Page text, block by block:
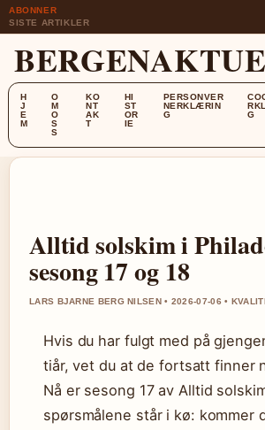
ABONNER
SISTE ARTIKLER
H
J
E
M
O
M
O
S
S
KO
NT
AK
T
HI
ST
OR
IE
PERSONVER
NERKLÆRIN
G
G
Alltid solskim i
sesong 17 og 18
LARS BJARNE BERG NILSEN • 2026-07-06 •
Hvis du har fulgt med på
tiår, vet du at de fortsatt finner
Nå er sesong 17 av Alltid
spørsmålene står i kø: kommer